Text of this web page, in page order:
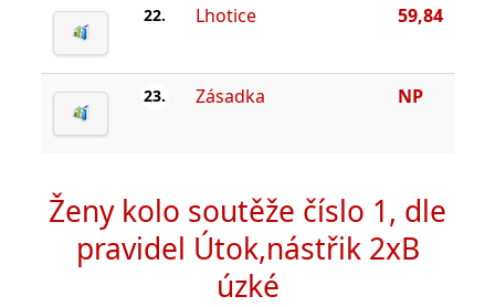
22. Lhotice 59,84
23. Zásadka NP
Ženy kolo soutěže číslo 1, dle
pravidel Útok,nástřik 2xB
úzké